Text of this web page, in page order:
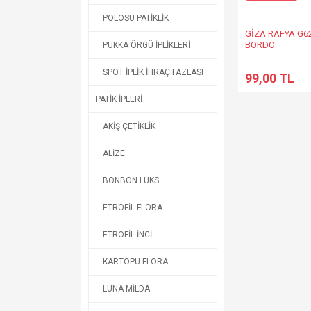
POLOSU PATİKLİK
PUKKA ÖRGÜ İPLİKLERİ
SPOT İPLİK İHRAÇ FAZLASI
PATİK İPLERİ
AKİŞ ÇETİKLİK
ALİZE
BONBON LÜKS
ETROFİL FLORA
ETROFİL İNCİ
KARTOPU FLORA
LUNA MİLDA
GİZA RAFYA
BORDO
99,00 TL